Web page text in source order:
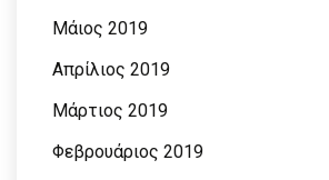
Μάιος 2019
Απρίλιος 2019
Μάρτιος 2019
Φεβρουάριος 2019